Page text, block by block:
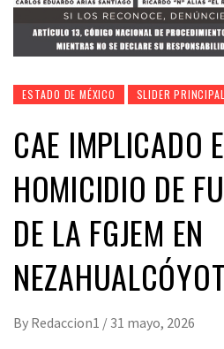
ESTADO DE MÉXICO SLIDER PRINCIPAL
CAE IMPLICADO
HOMICIDIO DE
DE LA FGJEM EN
By Redaccion1 / 31 mayo, 2026